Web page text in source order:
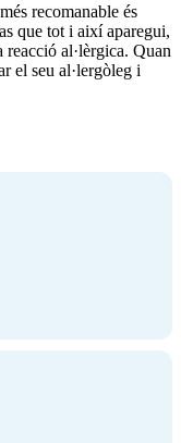
recomanable és
que tot i així aparegui,
al·lèrgica. Quan
el seu al·lergòleg i